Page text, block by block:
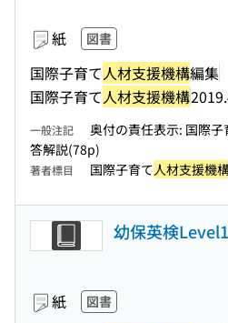
紙 図書
国際子育て人材支援機構編集
国際子育て人材支援機構
一般注記 奥付の責任表示: 国際子
答解説(78p)
著者標目 国際子育て人材支援機
幼保英検
紙 図書